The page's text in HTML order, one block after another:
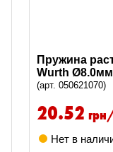
Пружина
Wurth
(арт. 050621070)
20.52
Нет в